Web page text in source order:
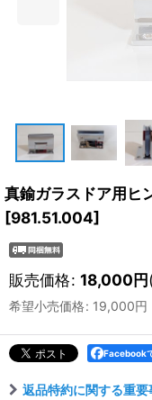
真鍮ガラスドア用ヒ
[981.51.004]
販売価格: 18,000円
希望小売価格: 19,000円
Facebook
返品特約に関する重要